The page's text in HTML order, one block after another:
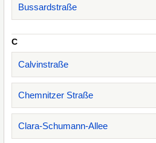
Bussardstraße
C
Calvinstraße
Chemnitzer Straße
Clara-Schumann-Allee